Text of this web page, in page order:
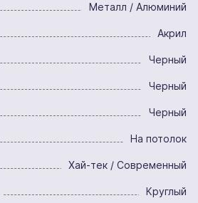
Металл / Алюминий
Акрил
Черный
Черный
Черный
На потолок
Хай-тек / Современный
Круглый